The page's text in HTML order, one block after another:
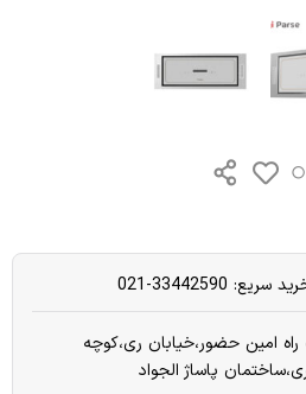
33442590-021
امین حضور،خیابان ری،کوچه
پاساژ الجواد